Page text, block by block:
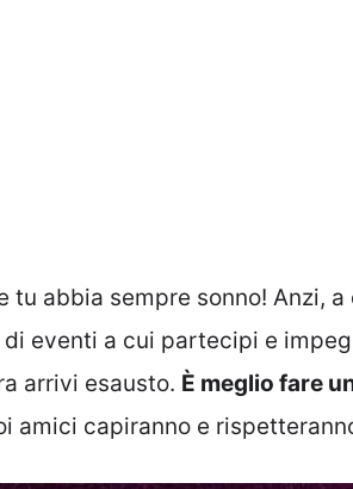
tu abbia sempre sonno! Anzi,
eventi a cui partecipi e
arrivi esausto. È meglio fare
amici capiranno e